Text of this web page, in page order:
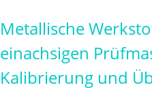
Metallische
einachsigen
Kalibrierung und